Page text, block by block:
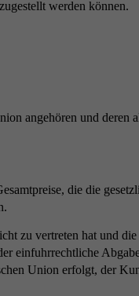
werden können.
angehören und deren
die die
zu vertreten hat und
einfuhrrechtliche
Union erfolgt, der